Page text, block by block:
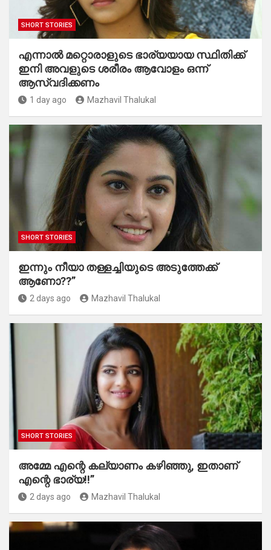
SHORT STORIES
എന്നാൽ മറ്റൊരാളുടെ ഭാര്യയായ സ്ഥിതിക്ക്
ഇനി അവളുടെ ശരീരം ആവോളം ഒന്ന്
ആസ്വദിക്കണം
1 day ago Mazhavil Thalukal
SHORT STORIES
ഇന്നും നീയാ തള്ളച്ചിയുടെ അടുത്തേക്ക്
ആണോ??”
2 days ago Mazhavil Thalukal
SHORT STORIES
അമ്മേ എന്റെ കല്യാണം കഴിഞ്ഞു, ഇതാണ്
എന്റെ ഭാര്യ!!”
2 days ago Mazhavil Thalukal